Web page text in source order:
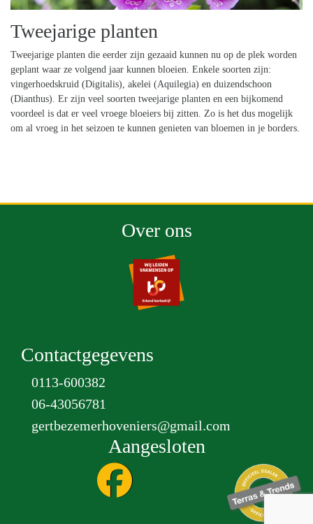
Tweejarige planten
Tweejarige planten die eerder zijn gezaaid kunnen nu op de plek worden
geplant waar ze volgend jaar kunnen bloeien. Enkele soorten zijn:
vingerhoedskruid (Digitalis), akelei (Aquilegia) en duizendschoon
(Dianthus). Er zijn veel soorten tweejarige planten en een bijkomend
voordeel is dat er veel vroege bloeiers bij zitten. Zo is het dus mogelijk
om al vroeg in het seizoen te kunnen genieten van bloemen in je borders.
Over ons
Contactgegevens
0113-600382
06-43056781
gertbezemerhoveniers@gmail.com
Aangesloten